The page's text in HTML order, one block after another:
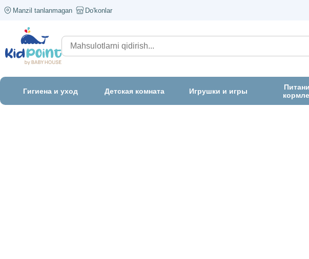
Manzil tanlanmagan Do'konlar
Гигиена и уход Детская комната Игрушки и игры